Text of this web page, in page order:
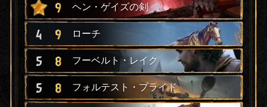
9 ヘン・ゲイズの剣
4 9 ローチ
5 8 フーベルト・レイク
5 8 フォルテスト・プライド